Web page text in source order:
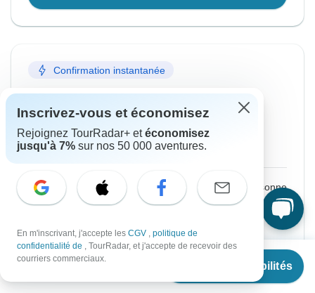
À partir de
Voir les disponibilités
Confirmation instantanée
À partir du Samedi
15 août, 2026
Jusqu'au Vendredi
21 août, 2026
Anglais +3 supplémentaires
De : €2,908 par personne
Prix basé sur une chambre double
Confirmer les dates
Inscrivez-vous et économisez
Rejoignez TourRadar+ etéconomisez
jusqu'à 7% sur nos 50 000 aventures.
En m'inscrivant, j'accepte les CGV , politique de
confidentialité de , TourRadar, et j'accepte de recevoir des
courriers commerciaux.